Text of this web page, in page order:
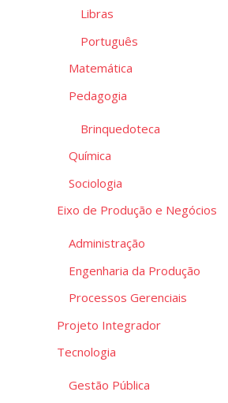
Libras
Português
Matemática
Pedagogia
Brinquedoteca
Química
Sociologia
Eixo de Produção e Negócios
Administração
Engenharia da Produção
Processos Gerenciais
Projeto Integrador
Tecnologia
Gestão Pública